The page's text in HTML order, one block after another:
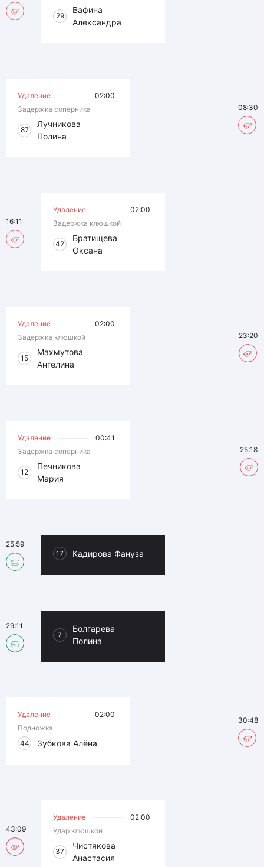
29
Вафина
Александра
Удаление
02:00
Задержка соперника
87
Лучникова
Полина
08:30
Удаление
02:00
Задержка клюшкой
42
Братищева
Оксана
16:11
Удаление
02:00
Задержка клюшкой
15
Махмутова
Ангелина
23:20
Удаление
00:41
Задержка соперника
12
Печникова
Мария
25:18
17 Кадирова Фануза
25:59
7
Болгарева
Полина
29:11
Удаление
02:00
Подножка
44
Зубкова Алёна
30:48
Удаление
02:00
Удар клюшкой
37
Чистякова
Анастасия
43:09